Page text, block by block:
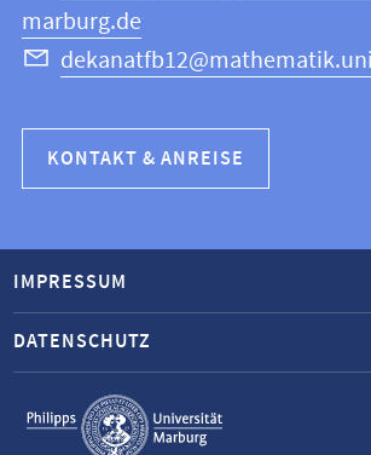
marburg.de
KONTAKT & ANREISE
Service-
Navigation
IMPRESSUM
DATENSCHUTZ